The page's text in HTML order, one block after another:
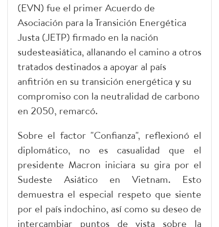
(EVN) fue el primer Acuerdo de
Asociación para la Transición Energética
Justa (JETP) firmado en la nación
sudesteasiática, allanando el camino a otros
tratados destinados a apoyar al país
anfitrión en su transición energética y su
compromiso con la neutralidad de carbono
en 2050, remarcó.
Sobre el factor "Confianza", reflexionó el
diplomático, no es casualidad que el
presidente Macron iniciara su gira por el
Sudeste Asiático en Vietnam. Esto
demuestra el especial respeto que siente
por el país indochino, así como su deseo de
intercambiar puntos de vista sobre la